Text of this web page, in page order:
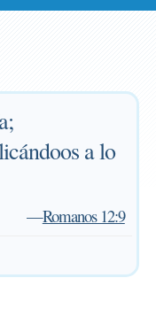
a lo
—Romanos 12:9